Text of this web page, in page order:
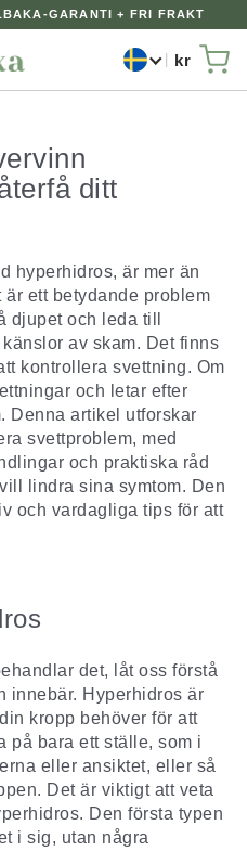
GARANTI + FRI FRAKT
kr
Min
ditt
hyperhidros, är mer än
är ett betydande problem
djupet och leda till
av skam. Det finns
kontrollera svettning. Om
och letar efter
Denna artikel utforskar
svettproblem, med
och praktiska råd
lindra sina symtom. Den
och vardagliga tips för att
det, låt oss förstå
innebär. Hyperhidros är
kropp behöver för att
på bara ett ställe, som i
eller ansiktet, eller så
Det är viktigt att veta
Den första typen
i sig, utan några